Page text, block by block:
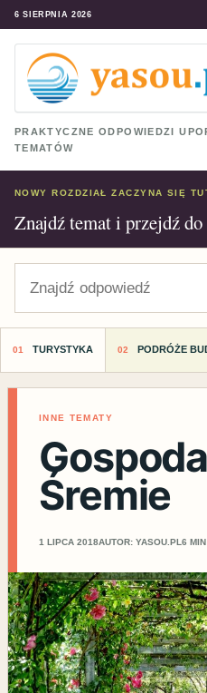
6 SIERPNIA 2026
PRAKTYCZNE ODPOWIEDZI
TEMATÓW
NOWY ROZDZIAŁ ZACZYNA SIĘ
Znajdź temat i przejdź
TURYSTYKA PODRÓŻE
INNE TEMATY
Śremie
1 LIPCA 2018AUTOR: YASOU.PL 6